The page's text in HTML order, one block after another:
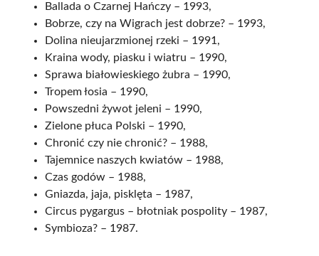
Ballada o Czarnej Hańczy – 1993,
Bobrze, czy na Wigrach jest dobrze? – 1993,
Dolina nieujarzmionej rzeki – 1991,
Kraina wody, piasku i wiatru – 1990,
Sprawa białowieskiego żubra – 1990,
Tropem łosia – 1990,
Powszedni żywot jeleni – 1990,
Zielone płuca Polski – 1990,
Chronić czy nie chronić? – 1988,
Tajemnice naszych kwiatów – 1988,
Czas godów – 1988,
Gniazda, jaja, pisklęta – 1987,
Circus pygargus – błotniak pospolity – 1987,
Symbioza? – 1987.